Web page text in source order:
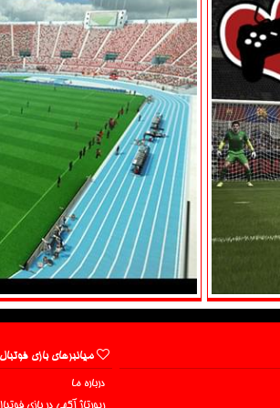
میانبرهای بازی
درباره ما
رپورتاژ آگهی در بازی